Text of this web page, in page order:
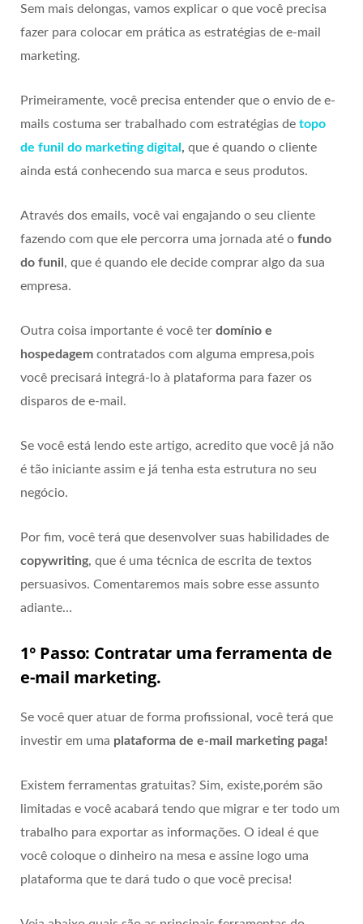
Sem mais delongas, vamos explicar o que você precisa
fazer para colocar em prática as estratégias de e-mail
marketing.
Primeiramente, você precisa entender que o envio de e-
mails costuma ser trabalhado com estratégias de topo
de funil do marketing digital , que é quando o cliente
ainda está conhecendo sua marca e seus produtos.
Através dos emails, você vai engajando o seu cliente
fazendo com que ele percorra uma jornada até o fundo
do funil , que é quando ele decide comprar algo da sua
empresa.
Outra coisa importante é você ter domínio e
hospedagem contratados com alguma empresa,pois
você precisará integrá-lo à plataforma para fazer os
disparos de e-mail.
Se você está lendo este artigo, acredito que você já não
é tão iniciante assim e já tenha esta estrutura no seu
negócio.
Por fim, você terá que desenvolver suas habilidades de
copywriting, que é uma técnica de escrita de textos
persuasivos. Comentaremos mais sobre esse assunto
adiante…
1° Passo: Contratar uma ferramenta de
e-mail marketing.
Se você quer atuar de forma profissional, você terá que
investir em uma plataforma de e-mail marketing paga!
Existem ferramentas gratuitas? Sim, existe,porém são
limitadas e você acabará tendo que migrar e ter todo um
trabalho para exportar as informações. O ideal é que
você coloque o dinheiro na mesa e assine logo uma
plataforma que te dará tudo o que você precisa!